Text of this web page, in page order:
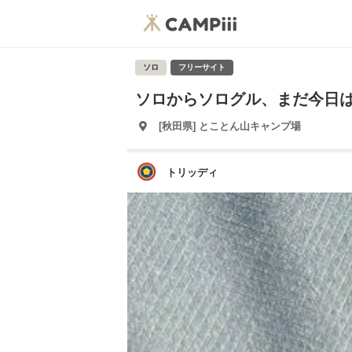
ソロ フリーサイト
ソロからソログル、まだ今日
[秋田県] とことん山キャンプ場
トリッディ